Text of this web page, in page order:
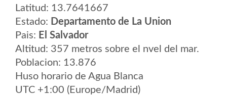
Latitud: 13.7641667
Estado: Departamento de La Union
Pais: El Salvador
Altitud: 357 metros sobre el nvel del mar.
Poblacion: 13.876
Huso horario de Agua Blanca
UTC +1:00 (Europe/Madrid)